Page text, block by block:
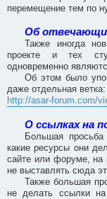
перемещение тем по
Об
Также иногда
проекте и тех
одновременно
Об этом было
даже отдельная ветка:
http://asar-forum.com/
О ссылках на
Большая
какие ресурсы они
сайте или форуме, на
не выставлять сюда
Также большая
не делать ссылки